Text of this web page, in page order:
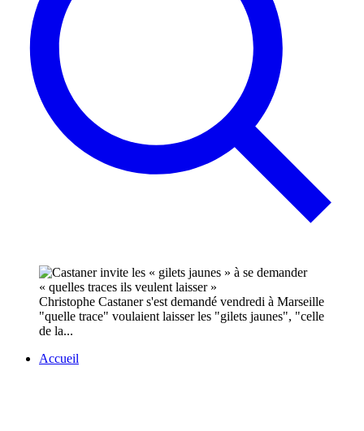
Christophe Castaner s'est demandé vendredi à Marseille
"quelle trace" voulaient laisser les "gilets jaunes", "celle
de la...
Accueil